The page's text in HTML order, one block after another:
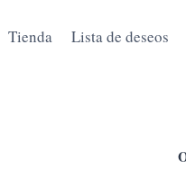
Tienda Lista de deseos